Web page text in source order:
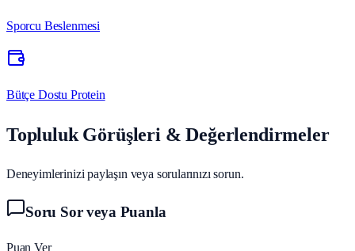
Sporcu Beslenmesi
Bütçe Dostu Protein
Topluluk Görüşleri & Değerlendirmeler
Deneyimlerinizi paylaşın veya sorularınızı sorun.
Soru Sor veya Puanla
Puan Ver